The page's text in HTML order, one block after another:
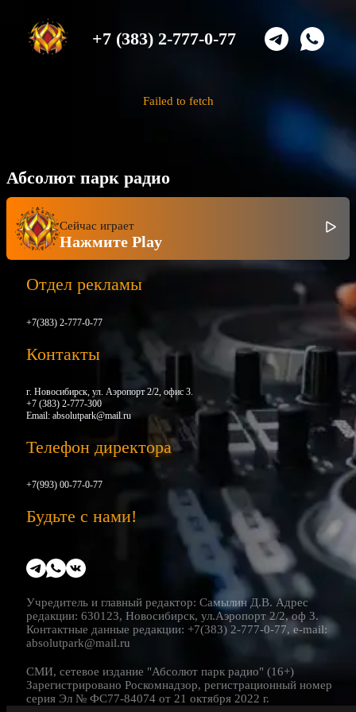
+7 (383) 2-777-0-77
Failed to fetch
Абсолют парк радио
Сейчас играет
Нажмите Play
Отдел рекламы
+7(383) 2-777-0-77
Контакты
г. Новосибирск, ул. Аэропорт 2/2, офис 3.
+7 (383) 2-777-300
Email: absolutpark@mail.ru
Телефон директора
+7(993) 00-77-0-77
Будьте с нами!
Учредитель и главный редактор: Самылин Д.В. Адрес
редакции: 630123, Новосибирск, ул.Аэропорт 2/2, оф 3.
Контактные данные редакции: +7(383) 2-777-0-77, e-mail:
absolutpark@mail.ru
СМИ, сетевое издание "Абсолют парк радио" (16+)
Зарегистрировано Роскомнадзор, регистрационный номер
серия Эл № ФС77-84074 от 21 октября 2022 г.